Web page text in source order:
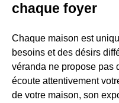
chaque foyer
Chaque maison est
besoins et des désirs
véranda ne propose pas
écoute attentivement
de votre maison, son